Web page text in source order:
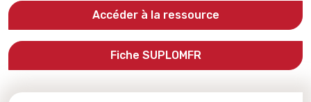
Accéder à la ressource
Fiche SUPLOMFR